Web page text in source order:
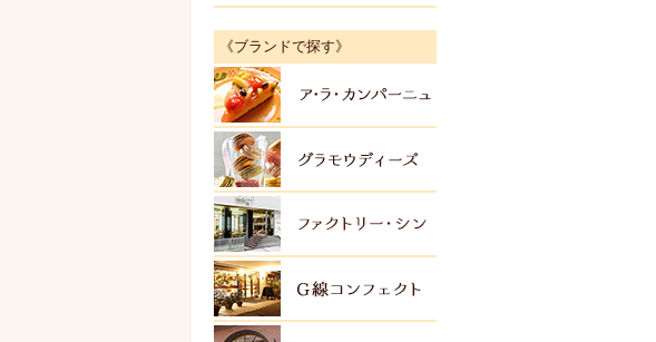
《ブランドで探す》